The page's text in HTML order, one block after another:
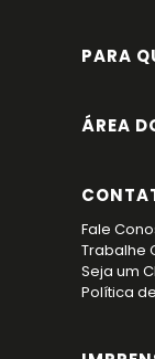
PARA
ÁREA
Fale
Trabalhe
Seja um
Política